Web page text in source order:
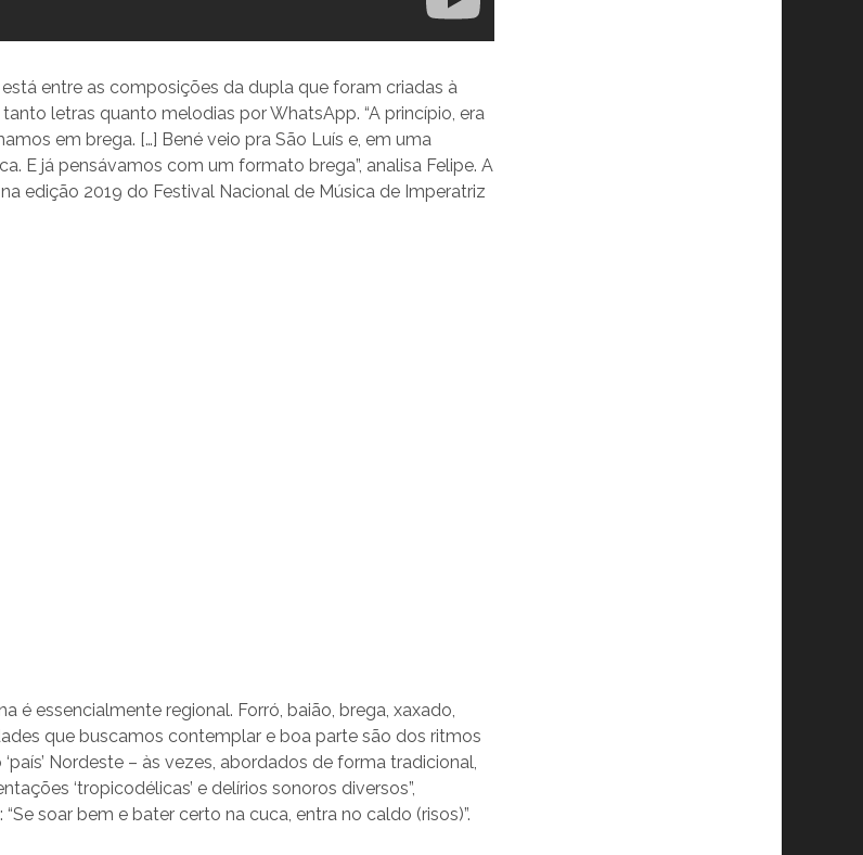
está entre as composições da dupla que foram criadas à
letras quanto melodias por WhatsApp. “A princípio, era
em brega. […] Bené veio pra São Luís e, em uma
E já pensávamos com um formato brega”, analisa Felipe. A
edição 2019 do Festival Nacional de Música de Imperatriz
é essencialmente regional. Forró, baião, brega, xaxado,
que buscamos contemplar e boa parte são dos ritmos
Nordeste – às vezes, abordados de forma tradicional,
‘tropicodélicas’ e delírios sonoros diversos”,
soar bem e bater certo na cuca, entra no caldo (risos)”.